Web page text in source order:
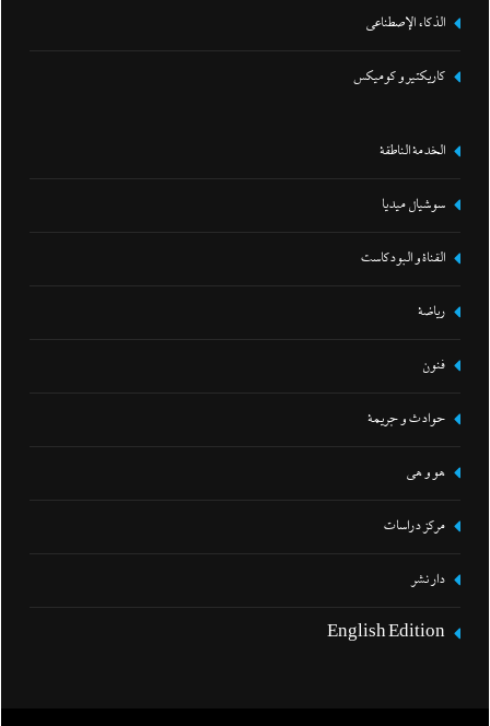
الذكاء الإصطناعي
كاريكتير و كوميكس
الخدمة الناطقة
سوشيال ميديا
القناة و البودكاست
رياضة
فنون
حوادث و جريمة
هو و هي
مركز دراسات
دار نشر
English Edition